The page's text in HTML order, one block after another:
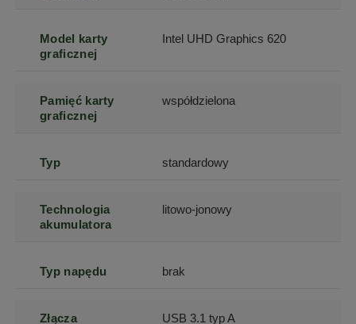
Model karty
graficznej
Intel UHD Graphics 620
Pamięć karty
graficznej
współdzielona
Typ standardowy
Technologia
akumulatora
litowo-jonowy
Typ napędu brak
Złącza
USB 3.1 typ A